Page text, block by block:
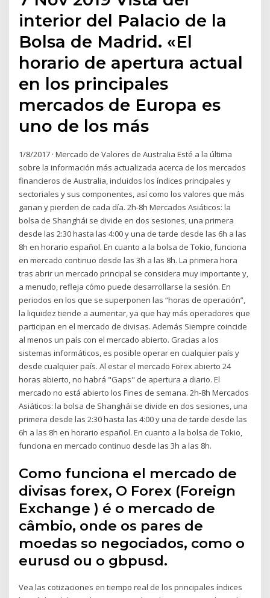
interior del Palacio de la
Bolsa de Madrid. «El
horario de apertura actual
en los principales
mercados de Europa es
uno de los más
1/8/2017 · Mercado de Valores de Australia Esté a la última
sobre la información más actualizada acerca de los mercados
financieros de Australia, incluidos los índices principales y
sectoriales y sus componentes, así como los valores que más
ganan y pierden de cada día. 2h-8h Mercados Asiáticos: la
bolsa de Shanghái se divide en dos sesiones, una primera
desde las 2:30 hasta las 4:00 y una de tarde desde las 6h a las
8h en horario español. En cuanto a la bolsa de Tokio, funciona
en mercado continuo desde las 3h a las 8h. La primera hora
tras abrir un mercado principal se considera muy importante y,
a menudo, refleja cómo puede desarrollarse la sesión. En
periodos en los que se superponen las “horas de operación”,
la liquidez tiende a aumentar, ya que hay más operadores que
participan en el mercado de divisas. Además Siempre coincide
al menos un país con el mercado abierto. Gracias a los
sistemas informáticos, es posible operar en cualquier país y
desde cualquier país. Al estar el mercado Forex abierto 24
horas abierto, no habrá "Gaps" de apertura a diario. El
mercado no está abierto los Fines de semana. 2h-8h Mercados
Asiáticos: la bolsa de Shanghái se divide en dos sesiones, una
primera desde las 2:30 hasta las 4:00 y una de tarde desde las
6h a las 8h en horario español. En cuanto a la bolsa de Tokio,
funciona en mercado continuo desde las 3h a las 8h.
Como funciona el mercado de
divisas forex, O Forex (Foreign
Exchange ) é o mercado de
câmbio, onde os pares de
moedas so negociados, como o
eurusd ou o gbpusd.
Vea las cotizaciones en tiempo real de los principales índices